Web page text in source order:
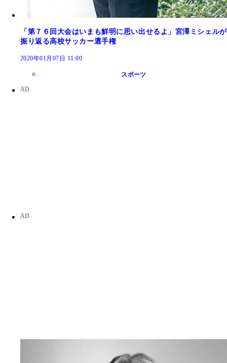
「第７６回大会はいまも鮮明に思い出せるよ」宮澤ミシェルが
振り返る高校サッカー選手権
2020年01月07日 11:00
スポーツ